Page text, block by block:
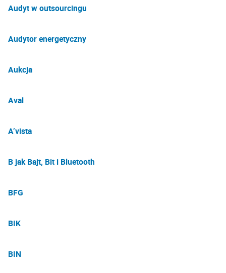
Audyt w outsourcingu
Audytor energetyczny
Aukcja
Aval
A’vista
B jak Bajt, Bit i Bluetooth
BFG
BIK
BIN